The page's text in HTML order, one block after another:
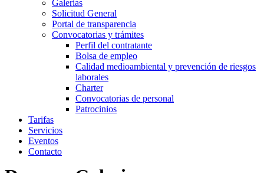
Galerías
Solicitud General
Portal de transparencia
Convocatorias y trámites
Perfil del contratante
Bolsa de empleo
Calidad medioambiental y prevención de riesgos
laborales
Charter
Convocatorias de personal
Patrocinios
Tarifas
Servicios
Eventos
Contacto